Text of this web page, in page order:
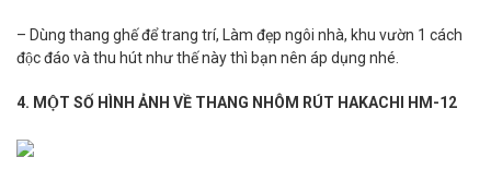
– Dùng thang ghế để trang trí, Làm đẹp ngôi nhà, khu vườn 1 cách
độc đáo và thu hút như thế này thì bạn nên áp dụng nhé.
4. MỘT SỐ HÌNH ẢNH VỀ THANG NHÔM RÚT HAKACHI HM-12